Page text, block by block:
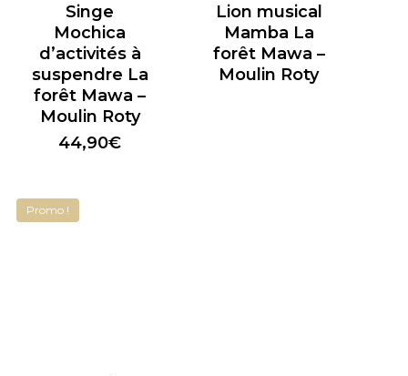
Singe
Mochica
d’activités à
suspendre La
forêt Mawa –
Moulin Roty
44,90€
Lion musical
Mamba La
forêt Mawa –
Moulin Roty
Promo !